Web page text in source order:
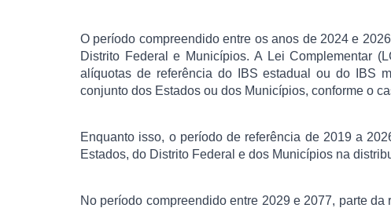
O período compreendido entre os anos de 2024 e
Distrito Federal e Municípios. A Lei Complementar
alíquotas de referência do IBS estadual ou do IBS
conjunto dos Estados ou dos Municípios, conforme o
Enquanto isso, o período de referência de 2019 a
Estados, do Distrito Federal e dos Municípios na
No período compreendido entre 2029 e 2077, parte